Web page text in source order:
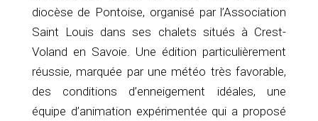
diocèse de Pontoise, organisé par l’Association
Saint Louis dans ses chalets situés à Crest-
Voland en Savoie. Une édition particulièrement
réussie, marquée par une météo très favorable,
des conditions d’enneigement idéales, une
équipe d’animation expérimentée qui a proposé